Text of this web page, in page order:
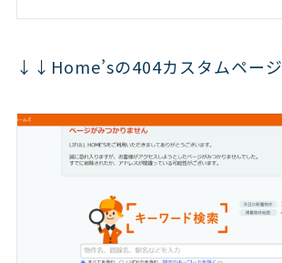
↓↓Home’sの404カスタムページ